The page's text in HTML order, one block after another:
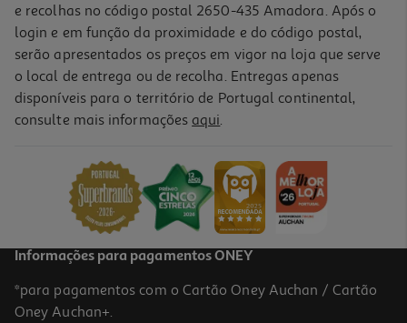
Pack Protetor Ecrã+camara Qilive Iphone 16e
e recolhas no código postal 2650-435 Amadora. Após o
login e em função da proximidade e do código postal,
serão apresentados os preços em vigor na loja que serve
o local de entrega ou de recolha. Entregas apenas
disponíveis para o território de Portugal continental,
consulte mais informações aqui.
Informações para pagamentos ONEY
*para pagamentos com o Cartão Oney Auchan / Cartão
Oney Auchan+.